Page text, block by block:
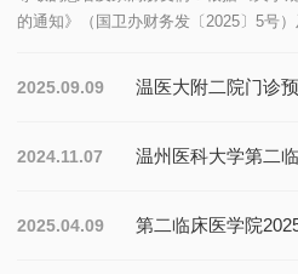
的通知》（国卫办财务发〔2025〕5号
2025.09.09
2024.11.07
2025.04.09